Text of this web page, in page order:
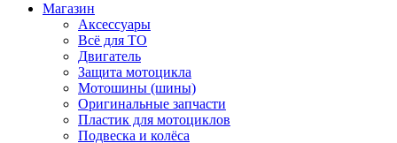
Магазин
Аксессуары
Всё для ТО
Двигатель
Защита мотоцикла
Мотошины (шины)
Оригинальные запчасти
Пластик для мотоциклов
Подвеска и колёса